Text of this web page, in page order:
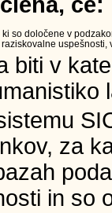
so določene v
uspešnosti,
biti v
za
in so